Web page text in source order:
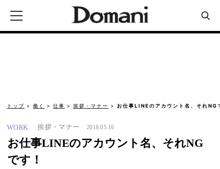
トップ 働く 仕事 挨拶・マナー お仕事LINEのアカウント名、それNG
WORK 挨拶・マナー 2018.05.16
お仕事LINEのアカウント名、それNG
です！